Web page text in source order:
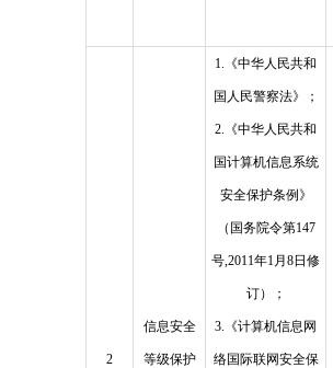
2
信息安全
等级保护
1.《中华人民共和
国人民警察法》；
2.《中华人民共和
国计算机信息系统
安全保护条例》
（国务院令第147
号,2011年1月8日修
订）；
3.《计算机信息网
络国际联网安全保